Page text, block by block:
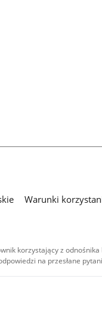
Warunki
korzystający z
na przesłane
są
audio i wideo,
-